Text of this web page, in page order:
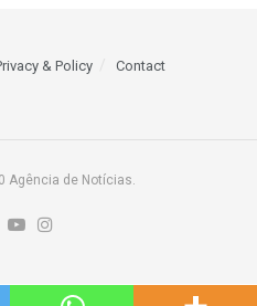
& Policy Contact
Agência de Notícias.